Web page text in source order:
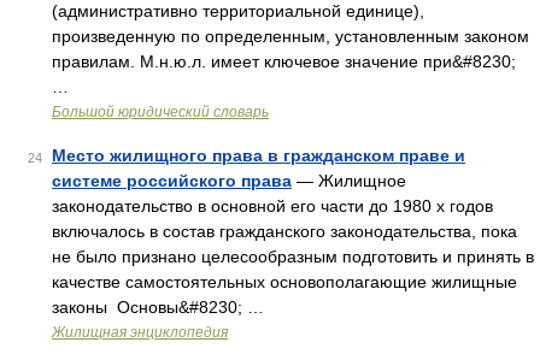
(административно территориальной единице),
произведенную по определенным, установленным законом
правилам. М.н.ю.л. имеет ключевое значение при&#8230;
Большой юридический словарь
24
Место жилищного права в гражданском праве и
системе российского права — Жилищное
законодательство в основной его части до 1980 х годов
включалось в состав гражданского законодательства, пока
не было признано целесообразным подготовить и принять в
качестве самостоятельных основополагающие жилищные
законы Основы&#8230; …
Жилищная энциклопедия